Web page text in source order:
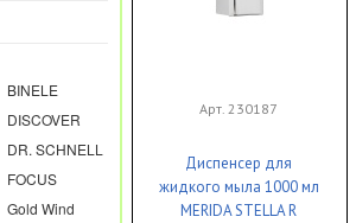
BINELE
DISCOVER
DR. SCHNELL
FOCUS
Gold Wind
Арт. 230187
Диспенсер для
жидкого мыла 1000 мл
MERIDA STELLA R